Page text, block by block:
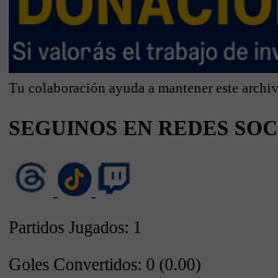
Tu colaboración ayuda a mantener este
SEGUINOS EN REDES
Partidos Jugados: 1
Goles Convertidos: 0 (0.00)